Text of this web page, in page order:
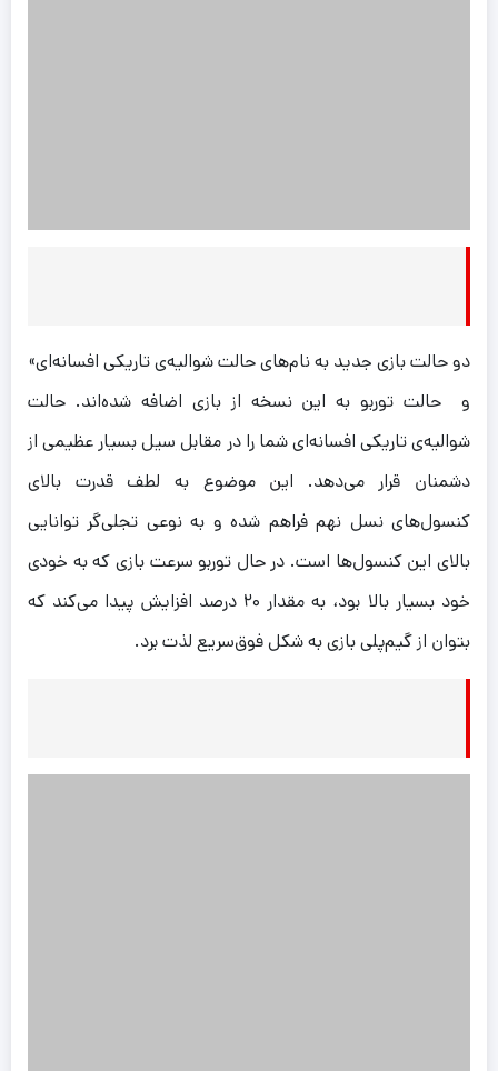
دو حالت بازی جدید به نام‌های حالت شوالیه‌ی تاریکی افسانه‌ای»
و حالت توربو به این نسخه از بازی اضافه شده‌اند. حالت
شوالیه‌ی تاریکی افسانه‌ای شما را در مقابل سیل بسیار عظیمی از
دشمنان قرار می‌دهد. این موضوع به لطف قدرت بالای
کنسول‌های نسل نهم فراهم شده و به نوعی تجلی‌گر توانایی
بالای این کنسول‌ها است. در حال توربو سرعت بازی که به خودی
خود بسیار بالا بود، به مقدار ۲۰ درصد افزایش پیدا می‌کند که
بتوان از گیم‌پلی بازی به شکل فوق‌سریع لذت برد.